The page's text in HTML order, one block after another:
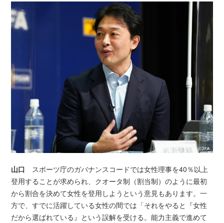
山口 スポーツ庁のガバナンスコードでは女性理事を40％以上
登用することが求められ、クオータ制（割当制）のように最初
から割合を決めて女性を登用しようという意見もあります。一
方で、すでに活躍している女性の間では「それをやると『女性
だから選ばれている』という誤解を受ける。能力主義で進めて